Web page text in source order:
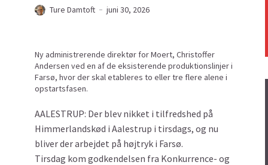
Ture Damtoft juni 30, 2026
Ny administrerende direktør for Moert, Christoffer
Andersen ved en af de eksisterende produktionslinjer i
Farsø, hvor der skal etableres to eller tre flere alene i
opstartsfasen.
AALESTRUP: Der blev nikket i tilfredshed på
Himmerlandskød i Aalestrup i tirsdags, og nu
bliver der arbejdet på højtryk i Farsø.
Tirsdag kom godkendelsen fra Konkurrence- og